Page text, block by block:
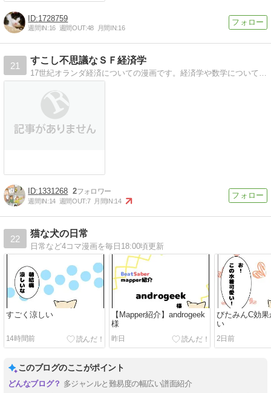
1728759
週間IN:16 週間OUT:48 月間IN:16
21
すこし不思議なＳＦ経済学
1331268 2
週間IN:14 週間OUT:7 月間IN:14
22
猫な犬の日常
日常など4コマ漫画を毎日18:00頃更新
すごく涼しい
14時間前
【Mapper紹介】androgeek
様
昨日
びたみんC効
い
2日前
このブログのここがポイント
多ジャンルと難易度の幅広い譜面紹介